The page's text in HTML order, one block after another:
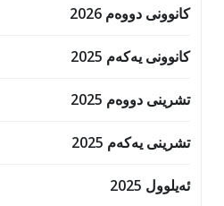
کانوونی دووەم 2026
کانوونی یەکەم 2025
تشرینی دووەم 2025
تشرینی یەکەم 2025
ئەیلوول 2025